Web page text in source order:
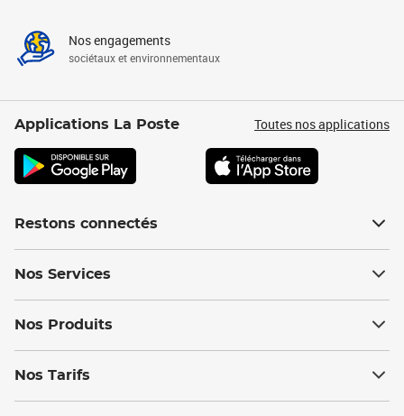
Nos engagements
sociétaux et environnementaux
Applications La Poste Toutes nos applications
Restons connectés
Nos Services
Nos Produits
Nos Tarifs